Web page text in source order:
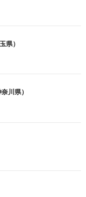
県）
川県）